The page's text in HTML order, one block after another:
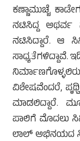
ಕಣ್ಣಾಮುಚ್ಚೆ
ನಟಿಸಿದ್ದ ಅಥರ್ವ
ನಟಿಸಿದ್ದಾರೆ. ಆ
ಸಾಧ್ಯತೆಗಳಿದ್ದಾವೆ.
ವಿಶೇಷವೆಂದರೆ,
ಮಾಡಲಿದ್ದಾರೆ.
ಪಾಲಿಗೆ ಮೊದಲು
ಲಾಲ್ ಅಭಿನಯದ